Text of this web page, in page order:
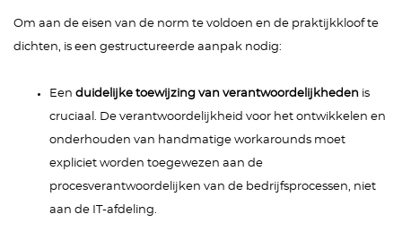
Om aan de eisen van de norm te voldoen en de praktijkkloof te
dichten, is een gestructureerde aanpak nodig:
Een duidelijke toewijzing van verantwoordelijkheden is
cruciaal. De verantwoordelijkheid voor het ontwikkelen en
onderhouden van handmatige workarounds moet
expliciet worden toegewezen aan de
procesverantwoordelijken van de bedrijfsprocessen, niet
aan de IT-afdeling.